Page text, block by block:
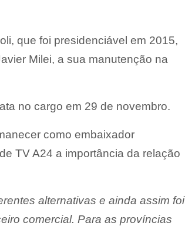
que foi presidenciável em 2015,
Milei, a sua manutenção na
no cargo em 29 de novembro.
como embaixador
TV A24 a importância da relação
alternativas e ainda assim foi
comercial. Para as províncias